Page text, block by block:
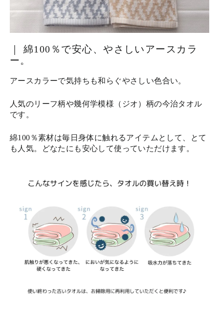
｜ 綿100％で安心、やさしいアースカラ
ー。
アースカラーで気持ちも和らぐやさしい色合い。
人気のリーフ柄や幾何学模様（ジオ）柄の今治タオル
です。
綿100％素材は毎日身体に触れるアイテムとして、とて
も人気。どなたにも安心して使っていただけます。